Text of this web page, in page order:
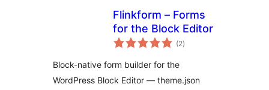
Flinkform – Forms
for the Block Editor
(2értékelés
összesen
)
Block-native form builder for the
WordPress Block Editor — theme.json